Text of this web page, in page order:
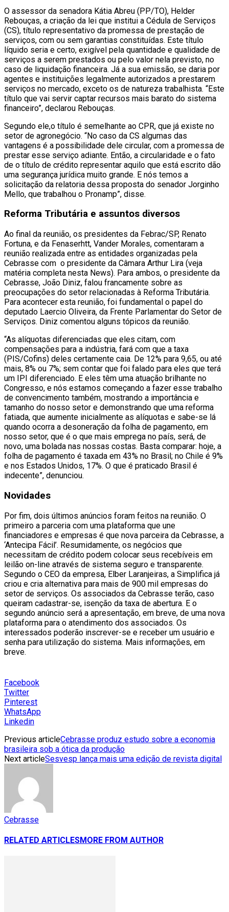
O assessor da senadora Kátia Abreu (PP/TO), Helder
Rebouças, a criação da lei que institui a Cédula de Serviços
(CS), título representativo da promessa de prestação de
serviços, com ou sem garantias constituídas. Este título
líquido seria e certo, exigível pela quantidade e qualidade de
serviços a serem prestados ou pelo valor nela previsto, no
caso de liquidação financeira. Já a sua emissão, se daria por
agentes e instituições legalmente autorizados a prestarem
serviços no mercado, exceto os de natureza trabalhista. “Este
título que vai servir captar recursos mais barato do sistema
financeiro”, declarou Rebouças.
Segundo ele,o título é semelhante ao CPR, que já existe no
setor de agronegócio. “No caso da CS algumas das
vantagens é a possibilidade dele circular, com a promessa de
prestar esse serviço adiante. Então, a circularidade e o fato
de o título de crédito representar aquilo que está escrito dão
uma segurança jurídica muito grande. E nós temos a
solicitação da relatoria dessa proposta do senador Jorginho
Mello, que trabalhou o Pronamp”, disse.
Reforma Tributária e assuntos diversos
Ao final da reunião, os presidentes da Febrac/SP, Renato
Fortuna, e da Fenaserhtt, Vander Morales, comentaram a
reunião realizada entre as entidades organizadas pela
Cebrasse com o presidente da Câmara Arthur Lira (veja
matéria completa nesta News). Para ambos, o presidente da
Cebrasse, João Diniz, falou francamente sobre as
preocupações do setor relacionadas à Reforma Tributária.
Para acontecer esta reunião, foi fundamental o papel do
deputado Laercio Oliveira, da Frente Parlamentar do Setor de
Serviços. Diniz comentou alguns tópicos da reunião.
“As alíquotas diferenciadas que eles citam, com
compensações para a indústria, fará com que a taxa
(PIS/Cofins) deles certamente caia. De 12% para 9,65, ou até
mais, 8% ou 7%; sem contar que foi falado para eles que terá
um IPI diferenciado. E eles têm uma atuação brilhante no
Congresso, e nós estamos começando a fazer esse trabalho
de convencimento também, mostrando a importância e
tamanho do nosso setor e demonstrando que uma reforma
fatiada, que aumente inicialmente as alíquotas e sabe-se lá
quando ocorra a desoneração da folha de pagamento, em
nosso setor, que é o que mais emprega no país, será, de
novo, uma bolada nas nossas costas. Basta comparar: hoje, a
folha de pagamento é taxada em 43% no Brasil; no Chile é 9%
e nos Estados Unidos, 17%. O que é praticado Brasil é
indecente”, denunciou.
Novidades
Por fim, dois últimos anúncios foram feitos na reunião. O
primeiro a parceria com uma plataforma que une
financiadores e empresas é que nova parceira da Cebrasse, a
‘Antecipa Fácil’. Resumidamente, os negócios que
necessitam de crédito podem colocar seus recebíveis em
leilão on-line através de sistema seguro e transparente.
Segundo o CEO da empresa, Elber Laranjeiras, a Simplifica já
criou e cria alternativa para mais de 900 mil empresas do
setor de serviços. Os associados da Cebrasse terão, caso
queiram cadastrar-se, isenção da taxa de abertura. E o
segundo anúncio será a apresentação, em breve, de uma nova
plataforma para o atendimento dos associados. Os
interessados poderão inscrever-se e receber um usuário e
senha para utilização do sistema. Mais informações, em
breve.
Facebook
Twitter
Pinterest
WhatsApp
Linkedin
Previous articleCebrasse produz estudo sobre a economia
brasileira sob a ótica da produção
Next articleSesvesp lança mais uma edição de revista digital
Cebrasse
RELATED ARTICLESMORE FROM AUTHOR